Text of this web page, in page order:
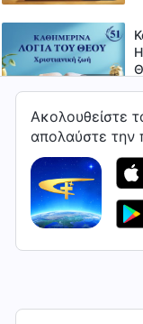
6:46
Ακολουθείστε
απολαύστε την